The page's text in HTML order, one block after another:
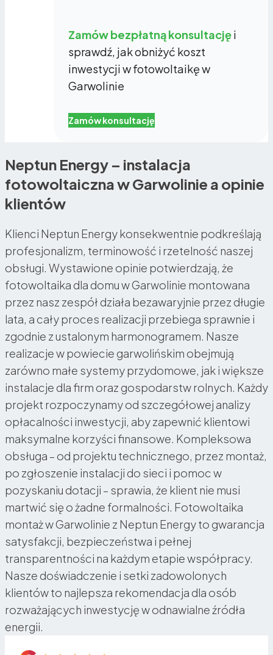
Zamów bezpłatną konsultacjęi
sprawdź, jak obniżyć koszt
inwestycji w fotowoltaikę w
Garwolinie
Zamów konsultację
Neptun Energy – instalacja
fotowoltaiczna w Garwolinie a opinie
klientów
Klienci Neptun Energy konsekwentnie podkreślają
profesjonalizm, terminowość i rzetelność naszej
obsługi. Wystawione opinie potwierdzają, że
fotowoltaika dla domu w Garwolinie montowana
przez nasz zespół działa bezawaryjnie przez długie
lata, a cały proces realizacji przebiega sprawnie i
zgodnie z ustalonym harmonogramem. Nasze
realizacje w powiecie garwolińskim obejmują
zarówno małe systemy przydomowe, jak i większe
instalacje dla firm oraz gospodarstw rolnych. Każdy
projekt rozpoczynamy od szczegółowej analizy
opłacalności inwestycji, aby zapewnić klientowi
maksymalne korzyści finansowe. Kompleksowa
obsługa – od projektu technicznego, przez montaż,
po zgłoszenie instalacji do sieci i pomoc w
pozyskaniu dotacji – sprawia, że klient nie musi
martwić się o żadne formalności. Fotowoltaika
montaż w Garwolinie z Neptun Energy to gwarancja
satysfakcji, bezpieczeństwa i pełnej
transparentności na każdym etapie współpracy.
Nasze doświadczenie i setki zadowolonych
klientów to najlepsza rekomendacja dla osób
rozważających inwestycję w odnawialne źródła
energii.